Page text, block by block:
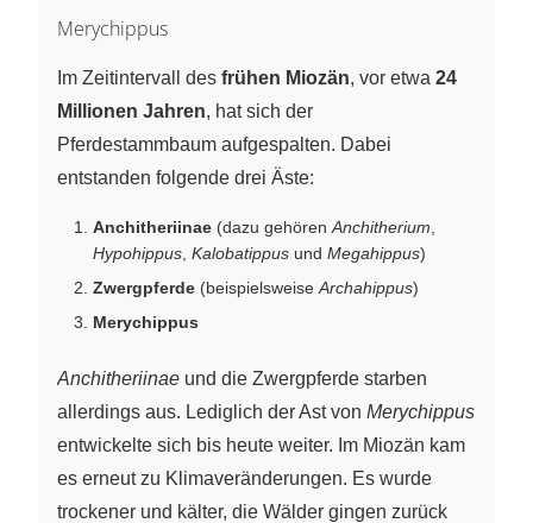
Merychippus
Im Zeitintervall des frühen Miozän, vor etwa 24
Millionen Jahren, hat sich der
Pferdestammbaum aufgespalten. Dabei
entstanden folgende drei Äste:
Anchitheriinae (dazu gehören Anchitherium
Hypohippus Kalobatippus und Megahippus)
Zwergpferde (beispielsweise Archahippus)
Merychippus
Anchitheriinae und die Zwergpferde starben
allerdings aus. Lediglich der Ast von Merychippus
entwickelte sich bis heute weiter. Im Miozän kam
es erneut zu Klimaveränderungen. Es wurde
trockener und kälter, die Wälder gingen zurück